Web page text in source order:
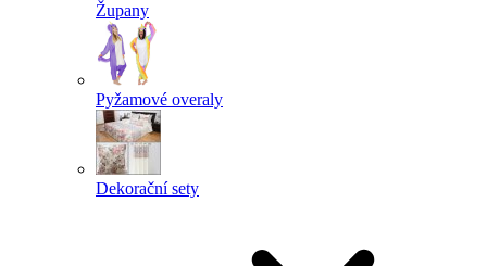
Župany
Pyžamové overaly
Dekorační sety